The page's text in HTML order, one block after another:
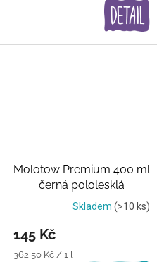
Molotow Premium 400 ml
černá pololesklá
Skladem (>10 ks)
145 Kč
Měrná
362,50 Kč / 1 l